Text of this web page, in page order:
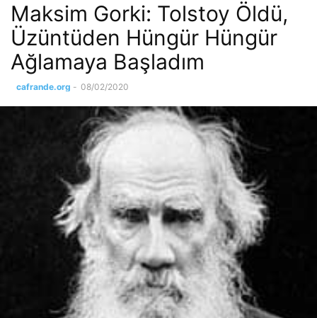
Maksim Gorki: Tolstoy Öldü,
Üzüntüden Hüngür Hüngür
Ağlamaya Başladım
cafrande.org - 08/02/2020